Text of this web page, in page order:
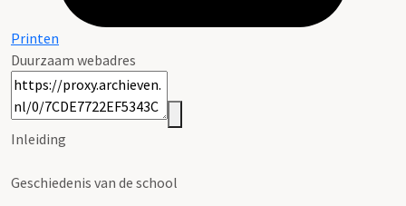
Printen
Duurzaam webadres
Inleiding
Geschiedenis van de school